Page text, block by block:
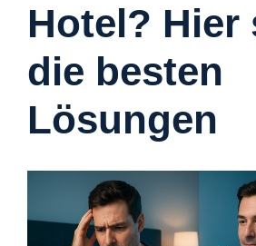
Hotel? Hier
die besten
Lösungen